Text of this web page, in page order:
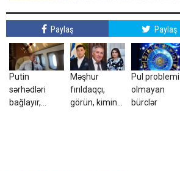
Paylaş Paylaş
Putin
sərhədləri
bağlayır,
Məşhur
fırıldaqçı,
görün, kimin
Pul problemi
olmayan
bürclər